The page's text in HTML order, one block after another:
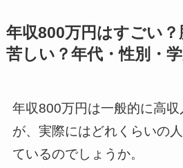
年収800万円はすごい
苦しい？年代・性別・
年収800万円は一般的に高
が、実際にはどれくらいの
ているのでしょうか。